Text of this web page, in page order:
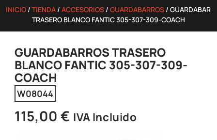
INICIO / TIENDA / ACCESORIOS / GUARDABARROS /
TRASERO BLANCO FANTIC 305-307-309-COACH
GUARDABARROS TRASERO
BLANCO FANTIC 305-307-309-
COACH
W08044
115,00€ IVA Incluido